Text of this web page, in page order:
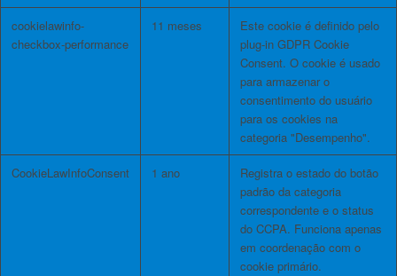
cookielawinfo-
checkbox-performance
11 meses
Este cookie é definido pelo
plug-in GDPR Cookie
Consent. O cookie é usado
para armazenar o
consentimento do usuário
para os cookies na
categoria "Desempenho".
CookieLawInfoConsent 1 ano
Registra o estado do botão
padrão da categoria
correspondente e o status
do CCPA. Funciona apenas
em coordenação com o
cookie primário.